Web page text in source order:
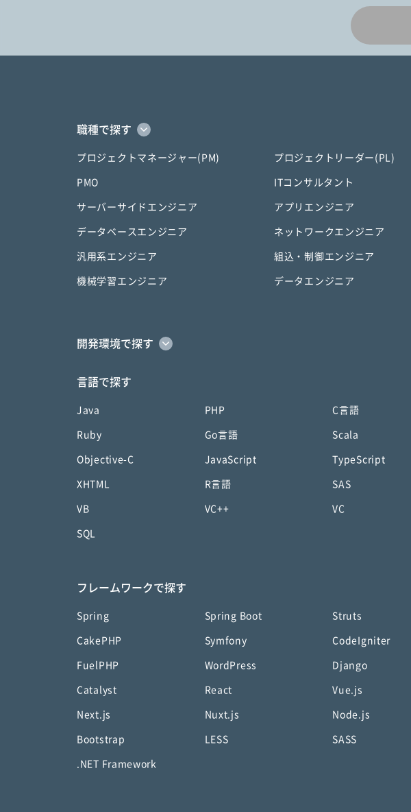
職種で探す
プロジェクトマネージャー(PM) プロジェクトリーダー(PL)
PMO ITコンサルタント
サーバーサイドエンジニア アプリエンジニア
データベースエンジニア ネットワークエンジニア
汎用系エンジニア 組込・制御エンジニア
機械学習エンジニア データエンジニア
開発環境で探す
言語で探す
Java PHP C言語
Ruby Go言語 Scala
Objective-C JavaScript TypeScript
XHTML R言語 SAS
VB VC++ VC
SQL
フレームワークで探す
Spring Spring Boot Struts
CakePHP Symfony CodeIgniter
FuelPHP WordPress Django
Catalyst React Vue.js
Next.js Nuxt.js Node.js
Bootstrap LESS SASS
.NET Framework